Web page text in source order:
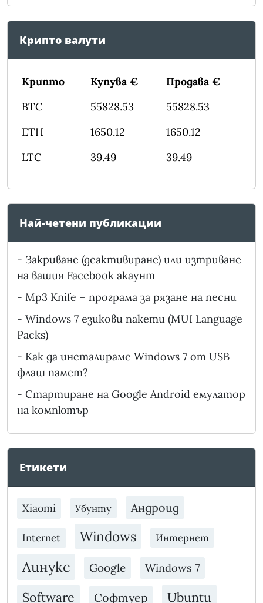
Крипто валути
Крипто Купува €
Продава €
BTC
55828.53
55828.53
ETH
1650.12
1650.12
LTC
39.49 39.49
Най-четени публикации
- Закриване (деактивиране) или изтриване
на вашия Facebook акаунт
- Mp3 Knife – програма за рязане на песни
- Windows 7 езикови пакети (MUI Language
Packs)
- Как да инсталираме Windows 7 от USB
флаш памет?
- Стартиране на Google Android емулатор
на компютър
Етикети
Xiaomi Убунту Андроид
Internet Windows Интернет
Линукс Google Windows 7
Software Софтуер Ubuntu